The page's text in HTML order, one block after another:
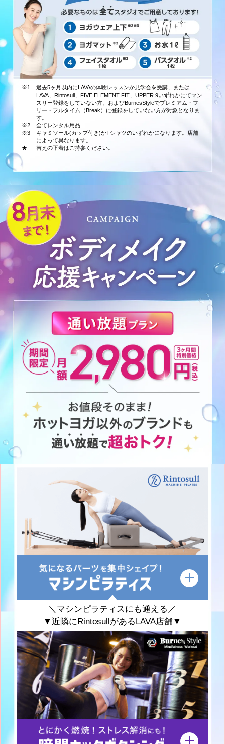
※1
過去5ヶ月以内にLAVAの体験レッスンか見学会を受講、または
LAVA、Rintosull、FIVE ELEMENT FIT、UPPER 9いずれかにてマン
スリー登録をしていない方、およびBurnesStyleでプレミアム・フ
リー・フルタイム（Break）に登録をしていない方が対象となりま
す。
※2
全てレンタル用品
※3
キャミソール(カップ付き)かTシャツのいずれかになります。店舗
によって異なります。
★
替えの下着はご持参ください。
＼マシンピラティスにも通える／
▼近隣にRintosullがあるLAVA店舗▼